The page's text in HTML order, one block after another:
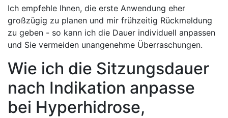
Ich empfehle Ihnen, die erste⁤ Anwendung‍ eher
großzügig zu planen und mir frühzeitig Rückmeldung
zu geben -‌ so‍ kann ich‍ die Dauer individuell anpassen
und Sie‌ vermeiden⁢ unangenehme Überraschungen.
Wie ich die Sitzungsdauer
nach⁣ Indikation anpasse
bei⁣ Hyperhidrose,